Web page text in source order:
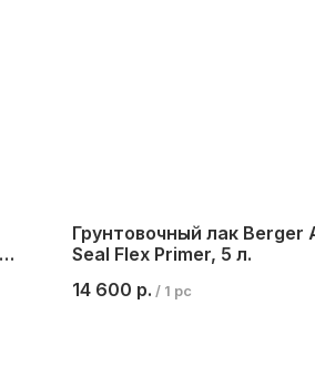
Грунтовочный лак Berger
Seal Flex Primer, 5 л.
14 600 р. / 1 pc